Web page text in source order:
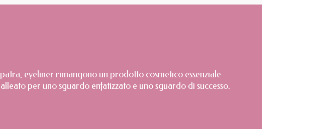
eyeliner rimangono un prodotto cosmetico essenziale
per uno sguardo enfatizzato e uno sguardo di successo.